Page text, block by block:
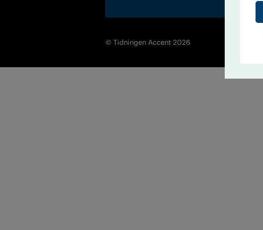
© Tidningen Accent 2026